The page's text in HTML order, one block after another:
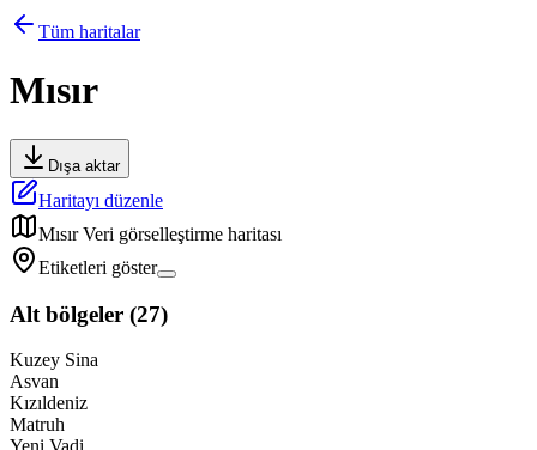
Tüm haritalar
Mısır
Dışa aktar
Haritayı düzenle
Mısır Veri görselleştirme haritası
Etiketleri göster
Alt bölgeler (27)
Kuzey Sina
Asvan
Kızıldeniz
Matruh